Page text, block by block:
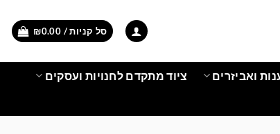
סל קניות / ₪0.00
ואביזרים ציוד מתקדם לחנויות ועסקים